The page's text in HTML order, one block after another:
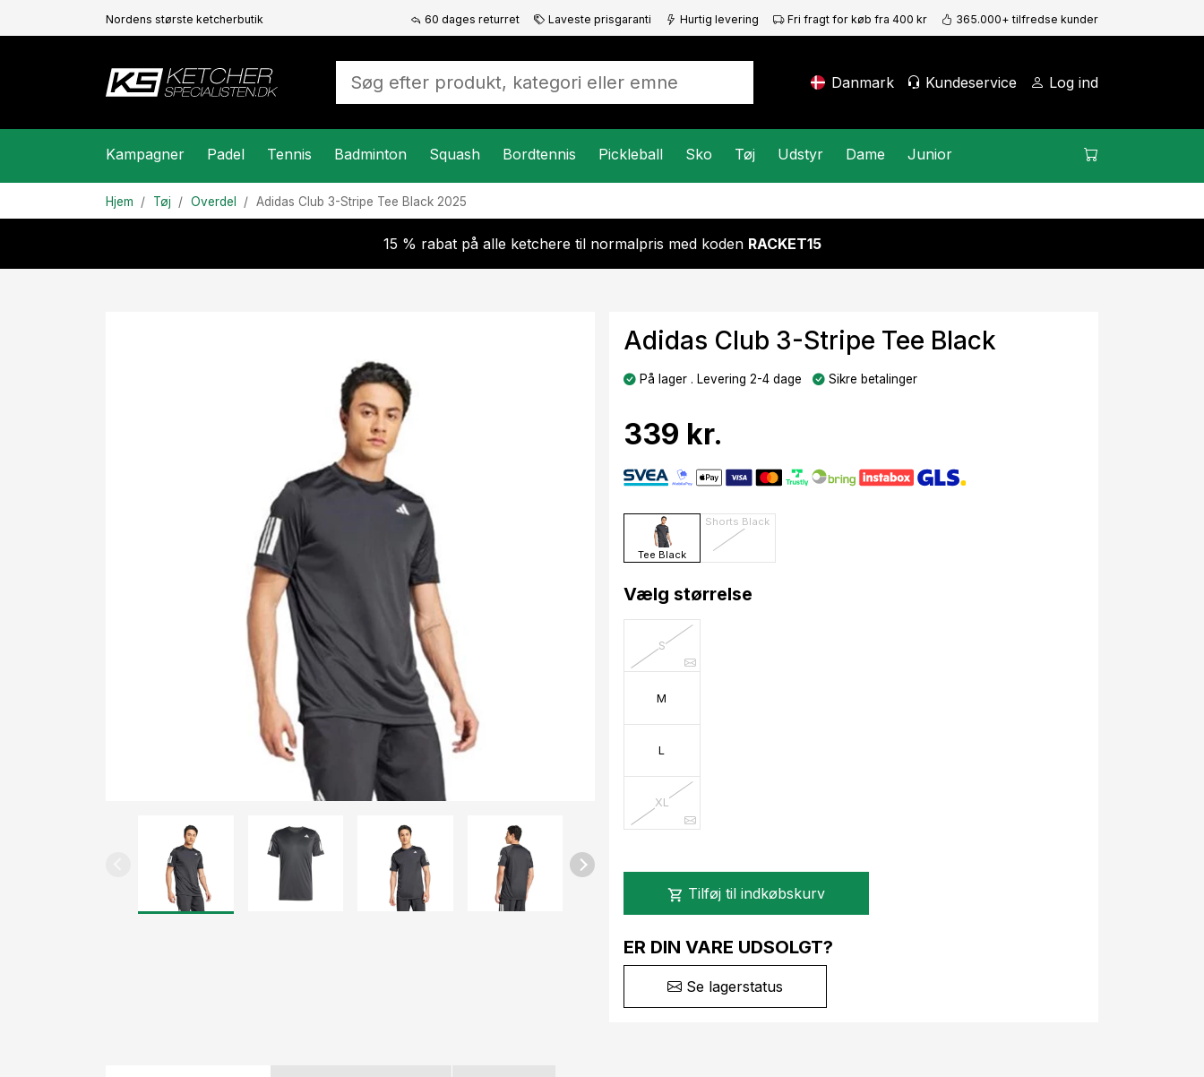
Nordens største ketcherbutik 60 dages returret Laveste prisgaranti Hurtig levering Fri fragt for køb fra 400 kr 365.000+ tilfredse kunder
Danmark Kundeservice Log ind
Kampagner Padel Tennis Badminton Squash Bordtennis Pickleball Sko Tøj Udstyr Dame Junior
Hjem Tøj Overdel Adidas Club 3-Stripe Tee Black 2025
15 % rabat på alle ketchere til normalpris med koden RACKET15
Adidas Club 3-Stripe Tee Black
På lager . Levering 2-4 dage Sikre betalinger
339 kr.
Tee Black
Shorts Black
Vælg størrelse
S
M
L
XL
shopping_cart Tilføj til indkøbskurv
ER DIN VARE UDSOLGT?
Se lagerstatus